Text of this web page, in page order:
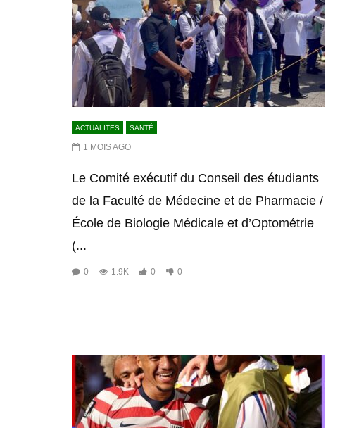
ACTUALITES SANTÉ
1 MOIS AGO
Le Comité exécutif du Conseil des étudiants
de la Faculté de Médecine et de Pharmacie /
École de Biologie Médicale et d’Optométrie
(...
0 1.9K 0 0